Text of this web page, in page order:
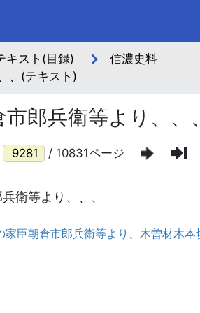
スト(目録)
信濃史料
、(テキスト)
郎兵衛等より、、、
/ 10831ページ